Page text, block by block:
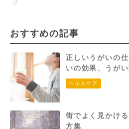
おすすめの記事
正しいうがいの
いの効果、うが
ヘルスケア
街でよく見かけ
方集